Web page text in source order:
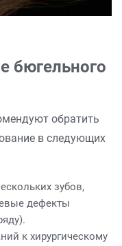
бюгельного
обратить
в следующих
зубов,
дефекты
к хирургическому